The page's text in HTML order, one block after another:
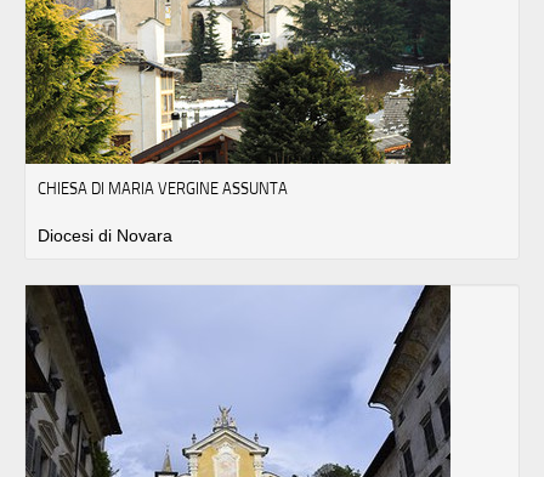
CHIESA DI MARIA VERGINE ASSUNTA
Diocesi di Novara